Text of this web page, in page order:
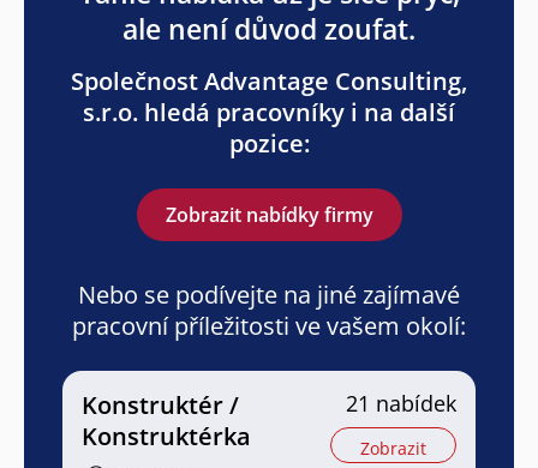
ale není důvod zoufat.
Společnost Advantage Consulting,
s.r.o. hledá pracovníky i na další
pozice:
Zobrazit nabídky firmy
Nebo se podívejte na jiné zajímavé
pracovní příležitosti ve vašem okolí:
Konstruktér /
Konstruktérka
21 nabídek
Zobrazit